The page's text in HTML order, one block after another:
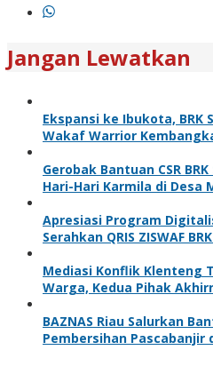
Jangan Lewatkan
Ekspansi ke Ibukota, BRK
Wakaf Warrior
Gerobak Bantuan CSR
Hari-Hari Karmila di Desa
Apresiasi Program
Serahkan QRIS ZISWAF
Mediasi Konflik Klenteng
Warga, Kedua Pihak
BAZNAS Riau Salurkan
Pembersihan Pascabanjir